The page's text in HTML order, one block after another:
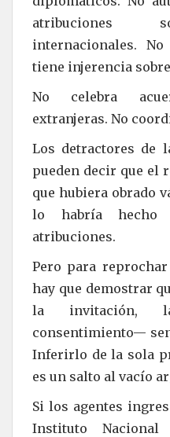
atribuciones
internacionales.
tiene injerencia
No celebra
extranjeras. No
Los detractores de
pueden decir que el
que hubiera obrado
lo habría
atribuciones.
Pero para
hay que demostrar
la invitación,
consentimiento—
Inferirlo de la sola
es un salto al vacío
Si los agentes
Instituto